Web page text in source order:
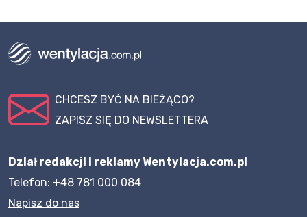
CHCESZ BYĆ NA BIEŻĄCO?
ZAPISZ SIĘ DO NEWSLETTERA
Dział redakcji i reklamy Wentylacja.com.pl
Telefon: +48 781 000 084
Napisz do nas